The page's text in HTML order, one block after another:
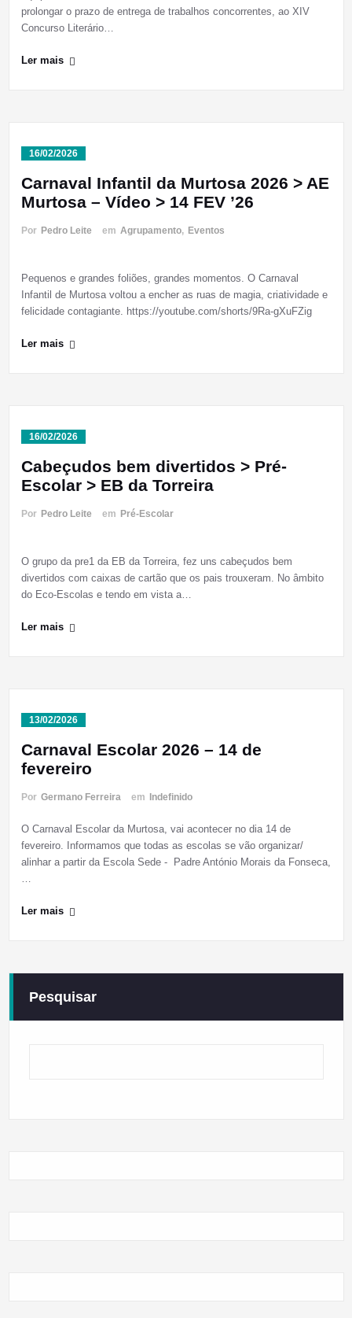
prolongar o prazo de entrega de trabalhos concorrentes, ao XIV
Concurso Literário…
Ler mais
16/02/2026
Carnaval Infantil da Murtosa 2026 > AE
Murtosa – Vídeo > 14 FEV ’26
Por Pedro Leite em Agrupamento, Eventos
Pequenos e grandes foliões, grandes momentos. O Carnaval
Infantil de Murtosa voltou a encher as ruas de magia, criatividade e
felicidade contagiante. https://youtube.com/shorts/9Ra-gXuFZig
Ler mais
16/02/2026
Cabeçudos bem divertidos > Pré-
Escolar > EB da Torreira
Por Pedro Leite em Pré-Escolar
O grupo da pre1 da EB da Torreira, fez uns cabeçudos bem
divertidos com caixas de cartão que os pais trouxeram. No âmbito
do Eco-Escolas e tendo em vista a…
Ler mais
13/02/2026
Carnaval Escolar 2026 – 14 de
fevereiro
Por Germano Ferreira em Indefinido
O Carnaval Escolar da Murtosa, vai acontecer no dia 14 de
fevereiro. Informamos que todas as escolas se vão organizar/
alinhar a partir da Escola Sede - Padre António Morais da Fonseca,
…
Ler mais
Pesquisar